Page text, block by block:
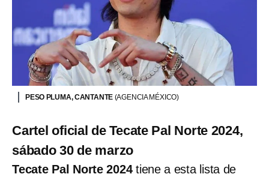
PESO PLUMA, CANTANTE (AGENCIA MÉXICO)
Cartel oficial de Tecate Pal Norte 2024,
sábado 30 de marzo
Tecate Pal Norte 2024tiene a esta lista de